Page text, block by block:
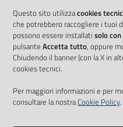
Questo sito utilizzacookies
che potrebbero raccogliere i tuoi
possono essere installati solo
pulsante Accetta tutto, oppure
Chiudendo il banner (con la X in
cookies tecnici.
Per maggiori informazioni e per
consultare la nostraCookie Policy.